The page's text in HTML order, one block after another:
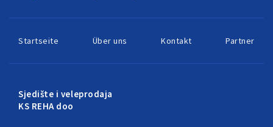
Startseite Über uns Kontakt Partner
Sjedište i veleprodaja
KS REHA doo